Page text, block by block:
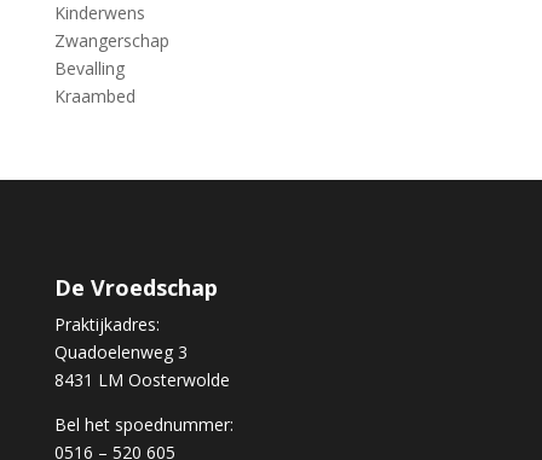
Kinderwens
Zwangerschap
Bevalling
Kraambed
De Vroedschap
Praktijkadres:
Quadoelenweg 3
8431 LM Oosterwolde
Bel het spoednummer:
0516 – 520 605